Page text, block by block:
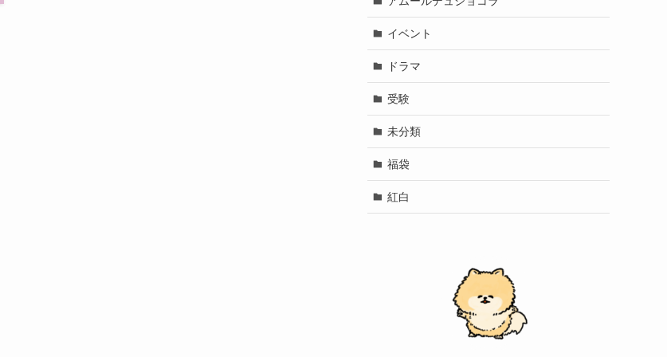
イベント
ドラマ
受験
未分類
福袋
紅白